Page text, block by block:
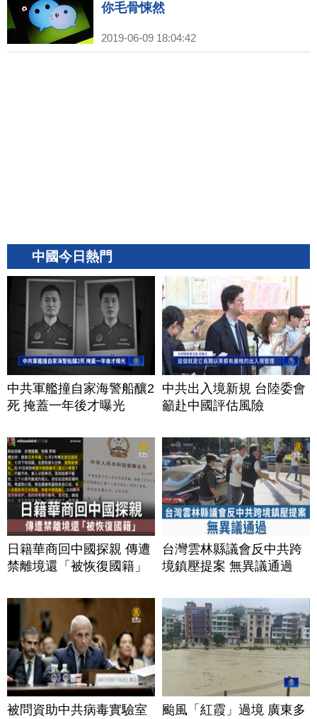
你毛骨悚然
2019-06-09 18:04:42
中國今日熱門
中共軍艦撞自家海警船釀2
死 掩蓋一年後才曝光
中共出入境新規 台陸委會
籲赴中國評估風險
日籍華商回中國探親 傳遭
禁離境還「被恢復國籍」
台灣雲林縣議會反中共跨
境鎮壓提案 無異議通過
被問資助中共病毒實驗室
颱風「紅霞」過境 廣東多